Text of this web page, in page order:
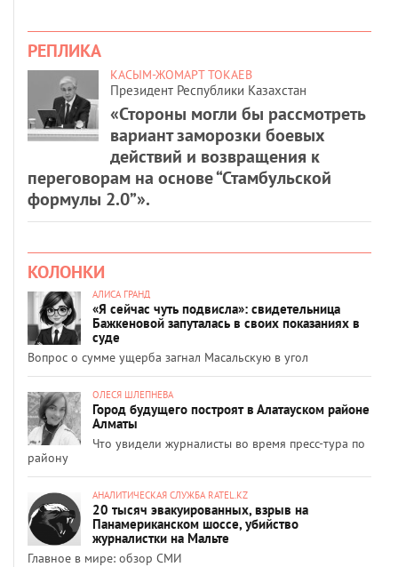
РЕПЛИКА
КАСЫМ-ЖОМАРТ ТОКАЕВ
Президент Республики Казахстан
«Стороны могли бы рассмотреть
вариант заморозки боевых
действий и возвращения к
переговорам на основе “Стамбульской
формулы 2.0”».
КОЛОНКИ
АЛИСА ГРАНД
«Я сейчас чуть подвисла»: свидетельница
Бажкеновой запуталась в своих показаниях в
суде
Вопрос о сумме ущерба загнал Масальскую в угол
ОЛЕСЯ ШЛЕПНЕВА
Город будущего построят в Алатауском районе
Алматы
Что увидели журналисты во время пресс-тура по
району
АНАЛИТИЧЕСКАЯ СЛУЖБА RATEL.KZ
20 тысяч эвакуированных, взрыв на
Панамериканском шоссе, убийство
журналистки на Мальте
Главное в мире: обзор СМИ